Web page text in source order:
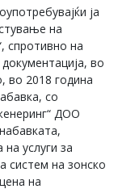
ја
на
спротивно на
во
во 2018 година
со
ДОО
услуги за
систем на зонско
на